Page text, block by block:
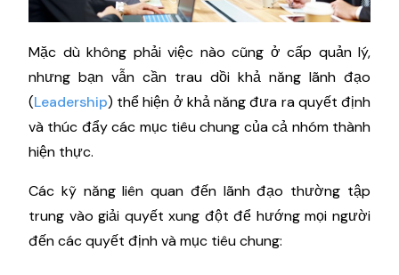
Mặc dù không phải việc nào cũng ở cấp quản lý,
nhưng bạn vẫn cần trau dồi khả năng lãnh đạo
(Leadership) thể hiện ở khả năng đưa ra quyết định
và thúc đẩy các mục tiêu chung của cả nhóm thành
hiện thực.
Các kỹ năng liên quan đến lãnh đạo thường tập
trung vào giải quyết xung đột để hướng mọi người
đến các quyết định và mục tiêu chung: